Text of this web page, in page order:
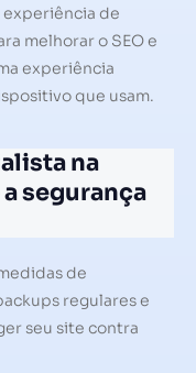
de
melhorar o SEO e
experiência
que usam.
na
segurança
de
regulares e
seu site contra